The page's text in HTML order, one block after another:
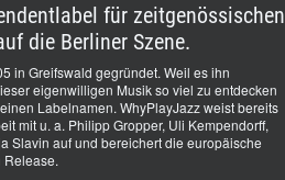
für zeitgenössischen
die Berliner Szene.
in Greifswald gegründet. Weil es ihn
eigenwilligen Musik so viel zu entdecken
Labelnamen. WhyPlayJazz weist bereits
mit u. a. Philipp Gropper, Uli Kempendorff,
Slavin auf und bereichert die europäische
Release.